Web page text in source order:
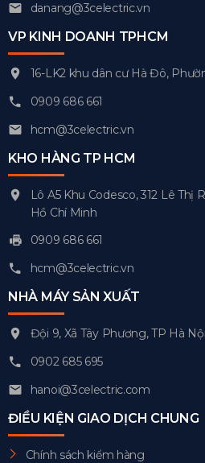
danang@3celectric.vn
VP KINH DOANH TPHCM
16-LK2 khu dân cư Hà Đô,
0909 686 661
hcm@3celectric.vn
KHO HÀNG TP HCM
Lô A5 Khu Codesco, 312 Lê Thị
Hồ Chí Minh
0909 686 661
hcm@3celectric.vn
NHÀ MÁY SẢN XUẤT
Đội 9, Xã Tây Phương, TP Hà Nội
0902 685 695
hanoi@3celectric.com
ĐIỀU KIỆN GIAO DỊCH CHUNG
Chính sách kiểm hàng